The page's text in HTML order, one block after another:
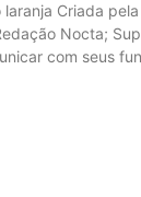
Criada
Nocta;
com seus